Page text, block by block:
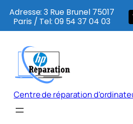
contenu
Centre de réparation
Adresse: 3 Rue Brunel 75017
Paris / Tel: 09 54 37 04 03